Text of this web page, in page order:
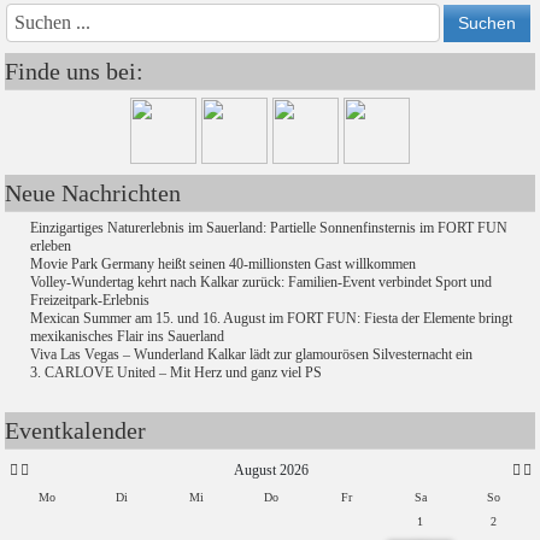
Finde uns bei:
Neue Nachrichten
Einzigartiges Naturerlebnis im Sauerland: Partielle Sonnenfinsternis im FORT FUN
erleben
Movie Park Germany heißt seinen 40-millionsten Gast willkommen
Volley-Wundertag kehrt nach Kalkar zurück: Familien-Event verbindet Sport und
Freizeitpark-Erlebnis
Mexican Summer am 15. und 16. August im FORT FUN: Fiesta der Elemente bringt
mexikanisches Flair ins Sauerland
Viva Las Vegas – Wunderland Kalkar lädt zur glamourösen Silvesternacht ein
3. CARLOVE United – Mit Herz und ganz viel PS
Eventkalender
JahrMonat
Jahr
August 2026
Mo Di Mi Do Fr Sa
So
1
2